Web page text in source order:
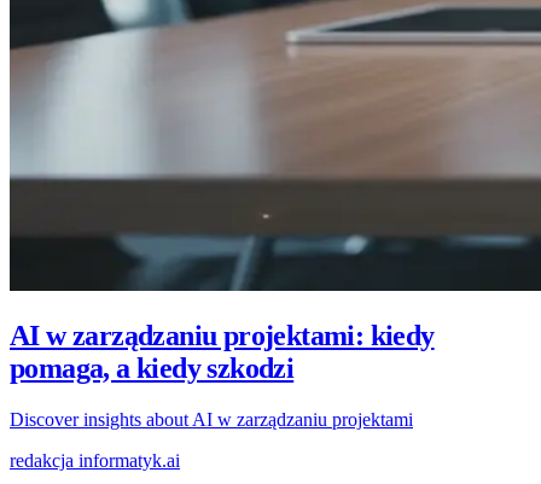
AI w zarządzaniu projektami: kiedy
pomaga, a kiedy szkodzi
Discover insights about AI w zarządzaniu projektami
redakcja informatyk.ai